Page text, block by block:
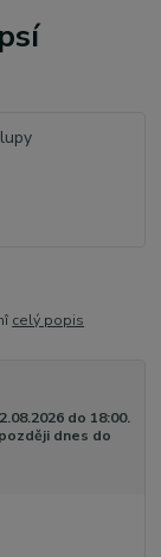
celý popis
do 18:00.
dnes do